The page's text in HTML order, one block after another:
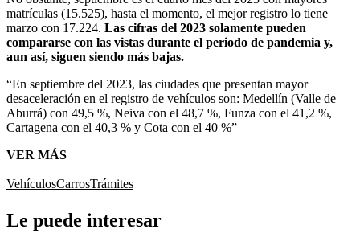
matrículas (15.525), hasta el momento, el mejor registro lo tiene
marzo con 17.224. Las cifras del 2023 solamente pueden
compararse con las vistas durante el periodo de pandemia y,
aun así, siguen siendo más bajas.
“En septiembre del 2023, las ciudades que presentan mayor
desaceleración en el registro de vehículos son: Medellín (Valle de
Aburrá) con 49,5 %, Neiva con el 48,7 %, Funza con el 41,2 %,
Cartagena con el 40,3 % y Cota con el 40 %”
VER MÁS
VehículosCarrosTrámites
Le puede interesar